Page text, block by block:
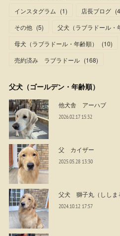
インスタグラム (1) 店長ブログ (
その他 (5) 父犬（ラブラドール・
母犬（ラブラドール・年齢順）
(10)
売約済み ラブラドール (168)
父犬（ゴールデン・年齢順）
他犬舎 アーハブ
2026.02.17 15:32
父 カイザー
2025.05.28 13:30
父犬 獅子丸（ししま
2024.10.12 17:57